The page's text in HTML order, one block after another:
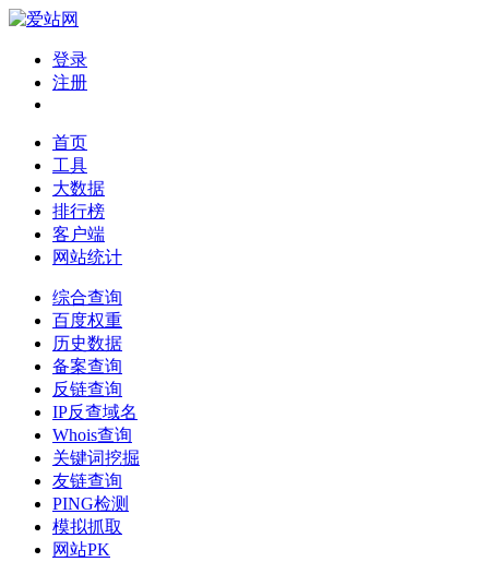
登录
注册
首页
工具
大数据
排行榜
客户端
网站统计
综合查询
百度权重
历史数据
备案查询
反链查询
IP反查域名
Whois查询
关键词挖掘
友链查询
PING检测
模拟抓取
网站PK